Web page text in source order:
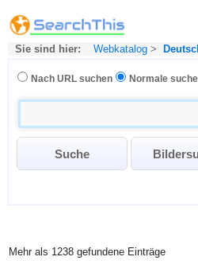
Sie sind hier: Webkatalog >
Nach URL suchen Normale suche
Mehr als 1238 gefundene Einträge